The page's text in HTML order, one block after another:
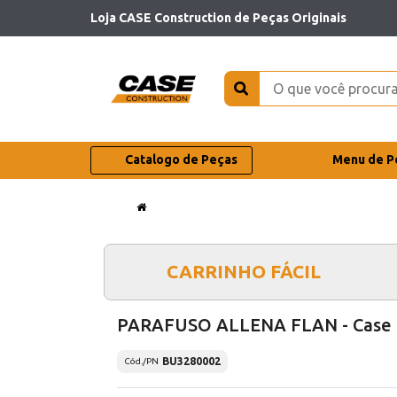
Loja CASE Construction de Peças Originais
Catalogo de Peças Menu de
CARRINHO FÁCIL
PARAFUSO ALLENA FLAN - Case
Cód./PN BU3280002